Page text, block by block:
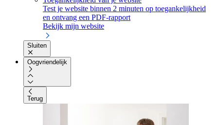
Test je website binnen 2 minuten op toegankelijkheid
en ontvang een PDF-rapport
Bekijk mijn website
Sluiten
Oogvriendelijk
Terug